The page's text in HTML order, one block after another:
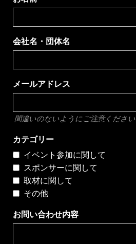
会社名・団体名
メールアドレス
間違いのないようにご注意ください
カテゴリー
イベント参加に関して
スポンサーに関して
取材に関して
その他
お問い合わせ内容